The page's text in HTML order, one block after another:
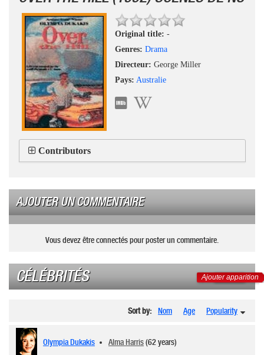
Original title: -
Genres: Drama
Directeur: George Miller
Pays: Australie
Contributors
AJOUTER UN COMMENTAIRE
Vous devez être connectés pour poster un commentaire.
CÉLÉBRITÉS Ajouter apparition
Sort by: Nom Age Popularity
Olympia Dukakis Alma Harris(62 years)